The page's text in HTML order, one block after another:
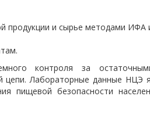
продукции и сырье методами ИФА
контроля за
цепи. Лабораторные данные НЦЭ
пищевой безопасности